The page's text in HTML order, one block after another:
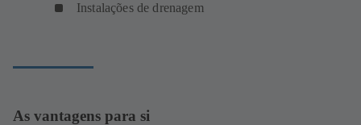
Instalações de drenagem
As vantagens para si